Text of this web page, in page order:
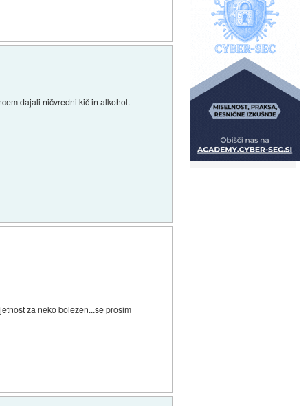
dajali ničvredni kič in alkohol.
za neko bolezen...se prosim